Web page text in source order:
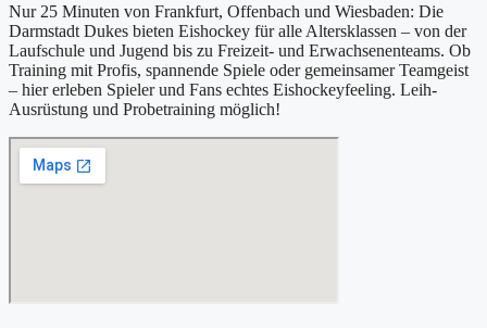
Nur 25 Minuten von Frankfurt, Offenbach und Wiesbaden: Die
Darmstadt Dukes bieten Eishockey für alle Altersklassen – von der
Laufschule und Jugend bis zu Freizeit- und Erwachsenenteams. Ob
Training mit Profis, spannende Spiele oder gemeinsamer Teamgeist
– hier erleben Spieler und Fans echtes Eishockeyfeeling. Leih-
Ausrüstung und Probetraining möglich!